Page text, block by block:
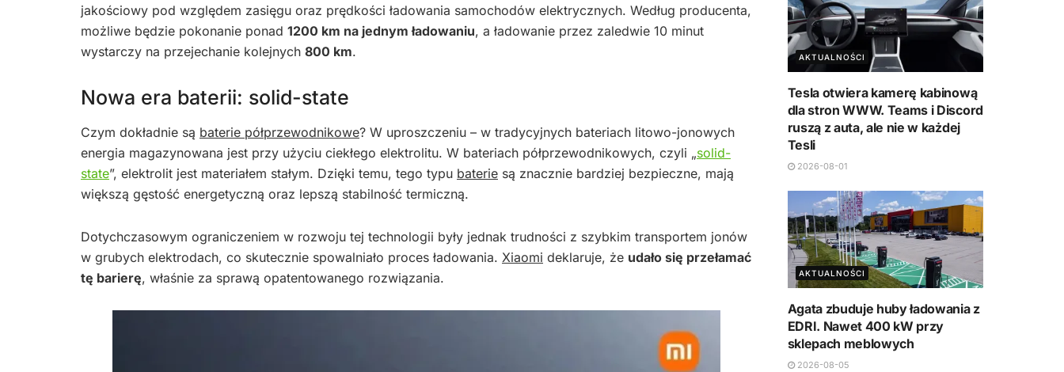
jakościowy pod względem zasięgu oraz prędkości ładowania samochodów elektrycznych. Według producenta,
możliwe będzie pokonanie ponad 1200 km na jednym ładowaniu, a ładowanie przez zaledwie 10 minut
wystarczy na przejechanie kolejnych 800 km.
Nowa era baterii: solid-state
Czym dokładnie są baterie półprzewodnikowe? W uproszczeniu – w tradycyjnych bateriach litowo-jonowych
energia magazynowana jest przy użyciu ciekłego elektrolitu. W bateriach półprzewodnikowych, czyli „solid-
state”, elektrolit jest materiałem stałym. Dzięki temu, tego typu baterie są znacznie bardziej bezpieczne, mają
większą gęstość energetyczną oraz lepszą stabilność termiczną.
Dotychczasowym ograniczeniem w rozwoju tej technologii były jednak trudności z szybkim transportem jonów
w grubych elektrodach, co skutecznie spowalniało proces ładowania. Xiaomi deklaruje, że udało się przełamać
tę barierę, właśnie za sprawą opatentowanego rozwiązania.
AKTUALNOŚCI
Tesla otwiera kamerę kabinową
dla stron WWW. Teams i Discord
ruszą z auta, ale nie w każdej
Tesli
2026-08-01
AKTUALNOŚCI
Agata zbuduje huby ładowania z
EDRI. Nawet 400 kW przy
sklepach meblowych
2026-08-05